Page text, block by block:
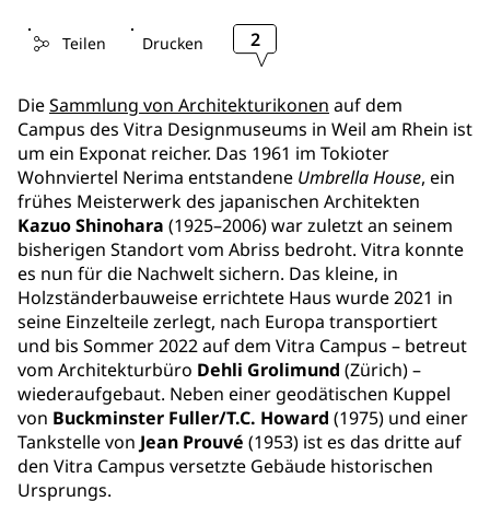
Teilen Drucken 2
DieSammlung von Architekturikonen auf dem
Campus des Vitra Designmuseums in Weil am Rhein ist
um ein Exponat reicher. Das 1961 im Tokioter
Wohnviertel Nerima entstandene Umbrella House, ein
frühes Meisterwerk des japanischen Architekten
Kazuo Shinohara (1925–2006) war zuletzt an seinem
bisherigen Standort vom Abriss bedroht. Vitra konnte
es nun für die Nachwelt sichern. Das kleine, in
Holzständerbauweise errichtete Haus wurde 2021 in
seine Einzelteile zerlegt, nach Europa transportiert
und bis Sommer 2022 auf dem Vitra Campus – betreut
vom Architekturbüro Dehli Grolimund (Zürich) –
wiederaufgebaut. Neben einer geodätischen Kuppel
von Buckminster Fuller/T.C. Howard (1975) und einer
Tankstelle von Jean Prouvé (1953) ist es das dritte auf
den Vitra Campus versetzte Gebäude historischen
Ursprungs.